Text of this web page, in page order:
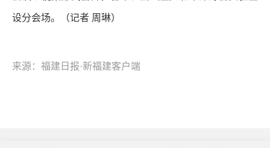
设分会场。（记者 周琳）
来源：福建日报·新福建客户端